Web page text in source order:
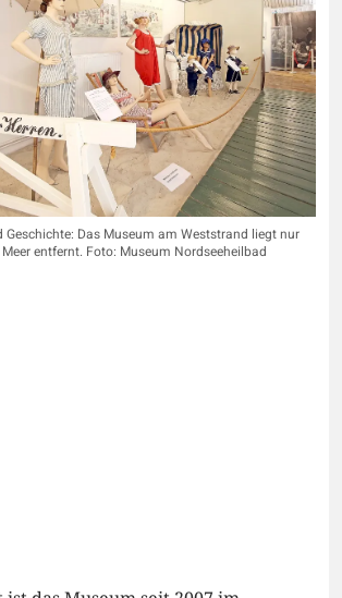
Geschichte: Das Museum am Weststrand liegt nur
entfernt. Foto: Museum Nordseeheilbad